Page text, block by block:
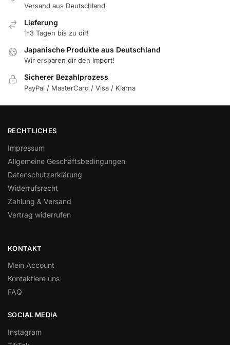
Versand aus Deutschland
Lieferung
1-3 Tagen bis zu dir!
Japanische Produkte aus Deutschland
Wir ersparen dir den Import!
Sicherer Bezahlprozess
PayPal / MasterCard / Visa / Klarna
RECHTLICHES
Impressum
Allgemeine Geschäftsbedingungen
Datenschutzerklärung
Widerrufsrecht
Zahlung & Versand
Vertrag widerrufen
KONTAKT
Mein Account
Kontaktiere uns
FAQ
SOCIAL MEDIA
Instagram